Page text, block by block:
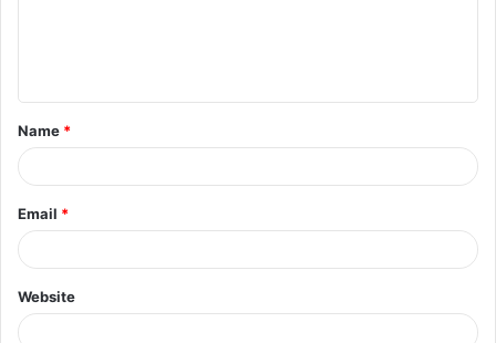
Name *
Email *
Website